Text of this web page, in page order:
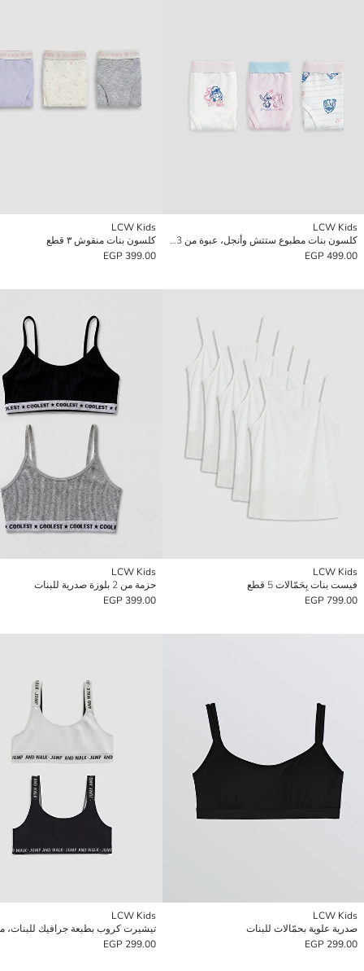
LCW Kids
كلسون بنات مطبوع ستتش وأنجل، عبوة من 3 قطع
499.00 EGP
LCW Kids
كلسون بنات منقوش ٣ قطع
399.00 EGP
LCW Kids
فيست بنات بِحَمّالات 5 قطع
799.00 EGP
LCW Kids
حزمة من 2 بلوزة صدرية للبنات
399.00 EGP
LCW Kids
صدرية علوية بحمّالات للبنات
299.00 EGP
LCW Kids
299.00 EGP